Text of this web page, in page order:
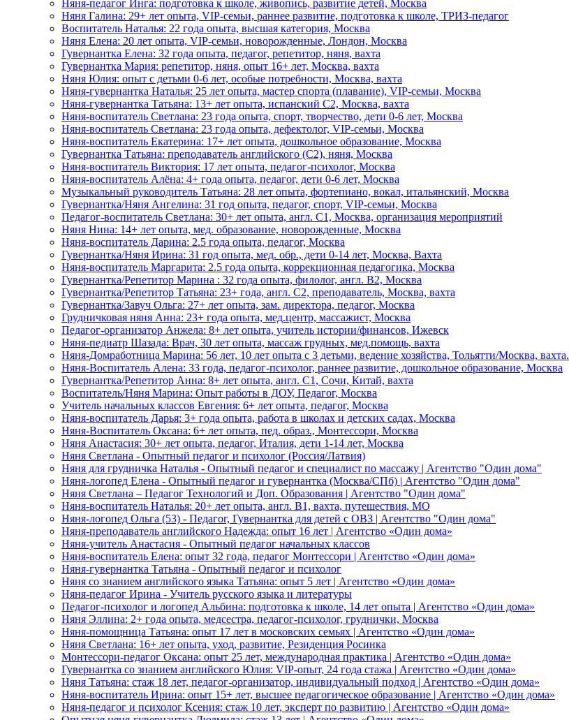
Няня-педагог Инга: подготовка к школе, живопись, развитие детей, Москва
Няня Галина: 29+ лет опыта, VIP-семьи, раннее развитие, подготовка к школе, ТРИЗ-педагог
Воспитатель Наталья: 22 года опыта, высшая категория, Москва
Няня Елена: 20 лет опыта, VIP-семьи, новорожденные, Лондон, Москва
Гувернантка Елена: 32 года опыта, педагог, репетитор, няня, вахта
Гувернантка Мария: репетитор, няня, опыт 16+ лет, Москва, вахта
Няня Юлия: опыт с детьми 0-6 лет, особые потребности, Москва, вахта
Няня-гувернантка Наталья: 25 лет опыта, мастер спорта (плавание), VIP-семьи, Москва
Няня-гувернантка Татьяна: 13+ лет опыта, испанский C2, Москва, вахта
Няня-воспитатель Светлана: 23 года опыта, спорт, творчество, дети 0-6 лет, Москва
Няня-воспитатель Светлана: 23 года опыта, дефектолог, VIP-семьи, Москва
Няня-воспитатель Екатерина: 17+ лет опыта, дошкольное образование, Москва
Гувернантка Татьяна: преподаватель английского (C2), няня, Москва
Няня-воспитатель Виктория: 17 лет опыта, педагог-психолог, Москва
Няня-воспитатель Алёна: 4+ года опыта, педагог, дети 0-6 лет, Москва
Музыкальный руководитель Татьяна: 28 лет опыта, фортепиано, вокал, итальянский, Москва
Гувернантка/Няня Ангелина: 31 год опыта, педагог, спорт, VIP-семьи, Москва
Педагог-воспитатель Светлана: 30+ лет опыта, англ. C1, Москва, организация мероприятий
Няня Нина: 14+ лет опыта, мед. образование, новорожденные, Москва
Няня-воспитатель Дарина: 2.5 года опыта, педагог, Москва
Гувернантка/Няня Ирина: 31 год опыта, мед. обр., дети 0-14 лет, Москва, Вахта
Няня-воспитатель Маргарита: 2.5 года опыта, коррекционная педагогика, Москва
Гувернантка/Репетитор Марина : 32 года опыта, филолог, англ. B2, Москва
Гувернантка/Репетитор Татьяна: 23+ года, англ. C2, преподаватель, Москва, вахта
Гувернантка/Завуч Ольга: 27+ лет опыта, зам. директора, педагог, Москва
Грудничковая няня Анна: 23+ года опыта, мед.центр, массажист, Москва
Педагог-организатор Анжела: 8+ лет опыта, учитель истории/финансов, Ижевск
Няня-педиатр Шазада: Врач, 30 лет опыта, массаж грудных, мед.помощь, вахта
Няня-Домработница Марина: 56 лет, 10 лет опыта с 3 детьми, ведение хозяйства, Тольятти/Москва, вахта.
Няня-Воспитатель Алена: 33 года, педагог-психолог, раннее развитие, дошкольное образование, Москва
Гувернантка/Репетитор Анна: 8+ лет опыта, англ. C1, Сочи, Китай, вахта
Воспитатель/Няня Марина: Опыт работы в ДОУ, Педагог, Москва
Учитель начальных классов Евгения: 6+ лет опыта, педагог, Москва
Няня-воспитатель Дарья: 3+ года опыта, работа в школах и детских садах, Москва
Няня-Воспитатель Оксана: 6+ лет опыта, пед. образ., Монтессори, Москва
Няня Анастасия: 30+ лет опыта, педагог, Италия, дети 1-14 лет, Москва
Няня Светлана - Опытный педагог и психолог (Россия/Латвия)
Няня для грудничка Наталья - Опытный педагог и специалист по массажу | Агентство "Один дома"
Няня-логопед Елена - Опытный педагог и гувернантка (Москва/СПб) | Агентство "Один дома"
Няня Светлана – Педагог Технологий и Доп. Образования | Агентство "Один дома"
Няня-воспитатель Наталья: 20+ лет опыта, англ. B1, вахта, путешествия, МО
Няня-логопед Ольга (53) - Педагог, Гувернантка для детей с ОВЗ | Агентство "Один дома"
Няня-преподаватель английского Надежда: опыт 16 лет | Агентство «Один дома»
Няня-учитель Анастасия - Опытный педагог начальных классов
Няня-воспитатель Елена: опыт 32 года, педагог Монтессори | Агентство «Один дома»
Няня-гувернантка Татьяна - Опытный педагог и психолог
Няня со знанием английского языка Татьяна: опыт 5 лет | Агентство «Один дома»
Няня-педагог Ирина - Учитель русского языка и литературы
Педагог-психолог и логопед Альбина: подготовка к школе, 14 лет опыта | Агентство «Один дома»
Няня Эллина: 2+ года опыта, медсестра, педагог-психолог, груднички, Москва
Няня-помощница Татьяна: опыт 17 лет в московских семьях | Агентство «Один дома»
Няня Светлана: 16+ лет опыта, уход, развитие, Резиденция Росинка
Монтессори-педагог Оксана: опыт 25 лет, международная практика | Агентство «Один дома»
Гувернантка со знанием английского Юлия: VIP-опыт, 24 года стажа | Агентство «Один дома»
Няня Татьяна: стаж 18 лет, педагог-организатор, индивидуальный подход | Агентство «Один дома»
Няня-воспитатель Ирина: опыт 15+ лет, высшее педагогическое образование | Агентство «Один дома»
Няня-педагог и психолог Ксения: стаж 10 лет, эксперт по развитию | Агентство «Один дома»